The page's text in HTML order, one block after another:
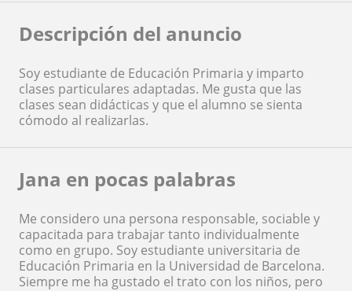
Descripción del anuncio
Soy estudiante de Educación Primaria y imparto
clases particulares adaptadas. Me gusta que las
clases sean didácticas y que el alumno se sienta
cómodo al realizarlas.
Jana en pocas palabras
Me considero una persona responsable, sociable y
capacitada para trabajar tanto individualmente
como en grupo. Soy estudiante universitaria de
Educación Primaria en la Universidad de Barcelona.
Siempre me ha gustado el trato con los niños, pero